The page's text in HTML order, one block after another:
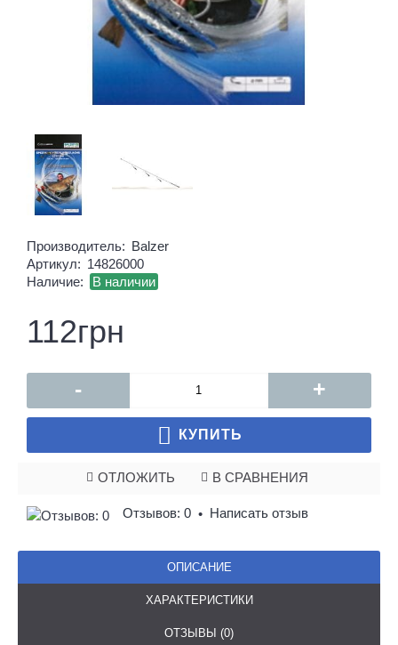
Производитель: Balzer
Артикул: 14826000
Наличие:
В наличии
112грн
- +
КУПИТЬ
ОТЛОЖИТЬ В СРАВНЕНИЯ
Отзывов: 0 • Написать отзыв
ОПИСАНИЕ
ХАРАКТЕРИСТИКИ
ОТЗЫВЫ (0)